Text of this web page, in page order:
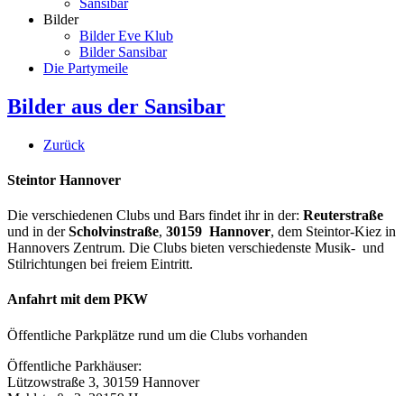
Bilder
Bilder Eve Klub
Bilder Sansibar
Die Partymeile
Bilder aus der Sansibar
Zurück
Steintor Hannover
Die verschiedenen Clubs und Bars findet ihr in der: Reuterstraße
und in derScholvinstraße, 30159 Hannover, dem Steintor-Kiez in
Hannovers Zentrum. Die Clubs bieten verschiedenste Musik- und
Stilrichtungen bei freiem Eintritt.
Anfahrt mit dem PKW
Öffentliche Parkplätze rund um die Clubs vorhanden
Öffentliche Parkhäuser:
Lützowstraße 3, 30159 Hannover